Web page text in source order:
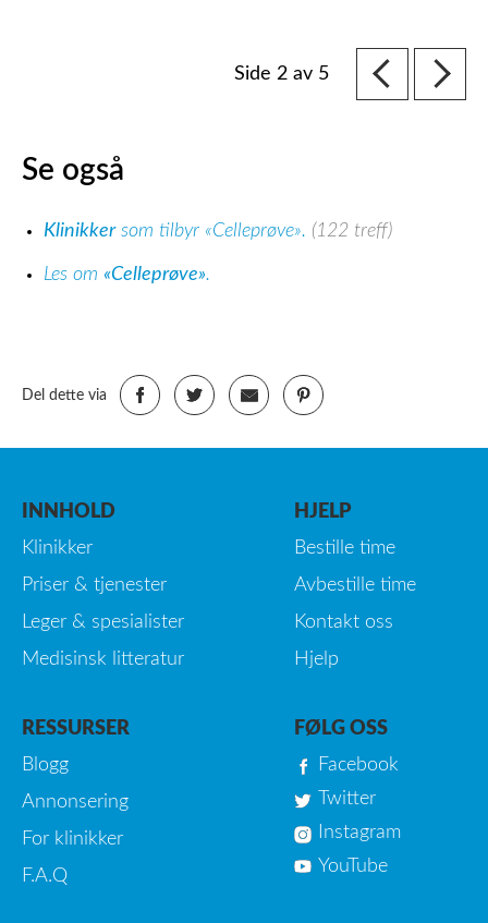
Side 2 av 5
Se også
Klinikkersom tilbyr «Celleprøve». (122 treff)
Les om «Celleprøve».
Del dette via
INNHOLD
Klinikker
Priser & tjenester
Leger & spesialister
Medisinsk litteratur
HJELP
Bestille time
Avbestille time
Kontakt oss
Hjelp
RESSURSER
Blogg
Annonsering
For klinikker
F.A.Q
FØLG OSS
Facebook
Twitter
Instagram
YouTube